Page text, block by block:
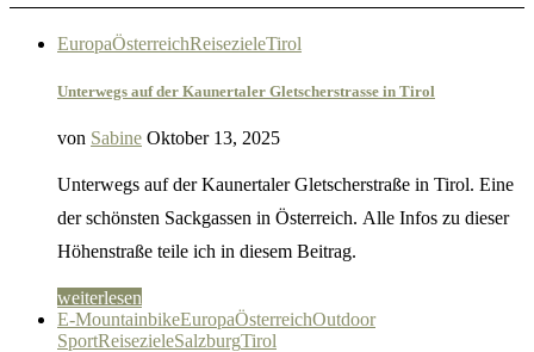
EuropaÖsterreichReisezieleTirol
Unterwegs auf der Kaunertaler Gletscherstrasse in Tirol
von Sabine Oktober 13, 2025
Unterwegs auf der Kaunertaler Gletscherstraße in Tirol. Eine
der schönsten Sackgassen in Österreich. Alle Infos zu dieser
Höhenstraße teile ich in diesem Beitrag.
weiterlesen
E-MountainbikeEuropaÖsterreichOutdoor
SportReisezieleSalzburgTirol